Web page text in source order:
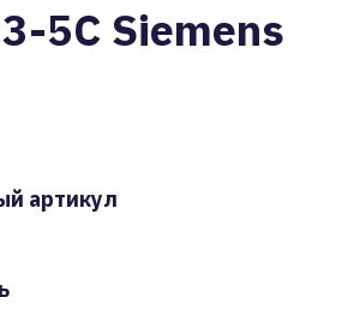
5C Siemens
артикул